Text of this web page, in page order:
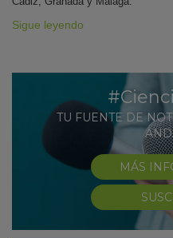
Sigue leyendo
TU FUENTE DE
MÁS